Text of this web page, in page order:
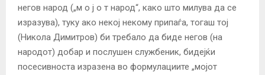
негов народ („м о ј о т народ“, како што милува да се
изразува), туку ако некој некому припаѓа, тогаш тој
(Никола Димитров) би требало да биде негов (на
народот) добар и послушен службеник, бидејќи
посесивноста изразена во формулациите „мојот